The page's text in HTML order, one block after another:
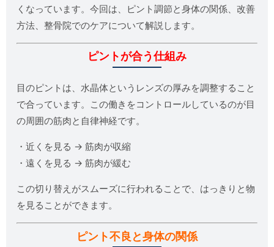
くなっています。今回は、ピント調節と身体の関係、改善
方法、整骨院でのケアについて解説します。
ピントが合う仕組み
目のピントは、水晶体というレンズの厚みを調整すること
で合っています。この働きをコントロールしているのが目
の周囲の筋肉と自律神経です。
・近くを見る → 筋肉が収縮
・遠くを見る → 筋肉が緩む
この切り替えがスムーズに行われることで、はっきりと物
を見ることができます。
ピント不良と身体の関係